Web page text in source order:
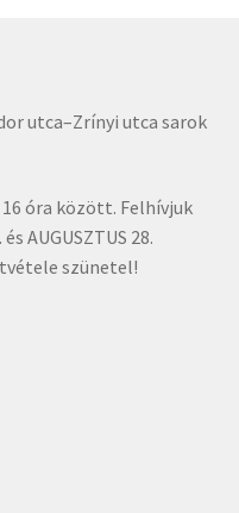
utca–Zrínyi utca sarok
óra között. Felhívjuk
AUGUSZTUS 28.
szünetel!